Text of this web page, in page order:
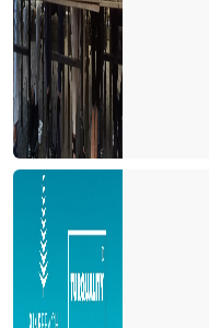
GÖZLER KALBİN AYNASI
Kaçıncı sınıf yöneticisiniz?
En iyi mesleklerin %60’i
“80’e 20” Kuralı
Bana yalan söyle
Eski sabahlığın efendisi
Hamam böceği teorisi
Yaratıcı şehirler ve Antalya